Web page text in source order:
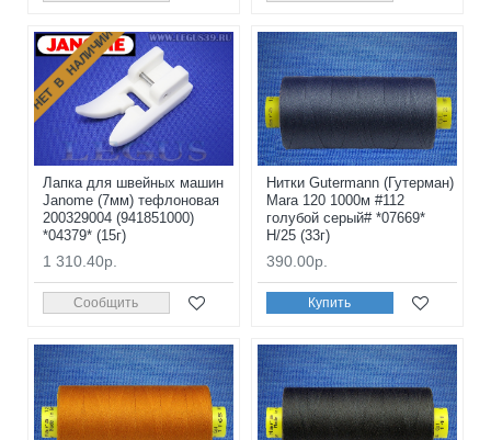
НЕТ В НАЛИЧИИ
Лапка для швейных машин
Janome (7мм) тефлоновая
200329004 (941851000)
*04379* (15г)
1 310.40р.
Сообщить
Нитки Gutermann (Гутерман)
Mara 120 1000м #112
голубой серый# *07669*
H/25 (33г)
390.00р.
Купить